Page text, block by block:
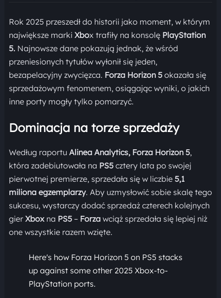
Rok 2025 przeszedł do historii jako moment, w którym
największe marki Xbox trafiły na konsolę PlayStation
5.Najnowsze dane pokazują jednak, że wśród
przeniesionych tytułów wyłonił się jeden,
bezapelacyjny zwycięzca. Forza Horizon 5okazała się
sprzedażowym fenomenem, osiągając wyniki, o jakich
inne porty mogły tylko pomarzyć.
Dominacja na torze sprzedaży
Według raportu Alinea Analytics, Forza Horizon 5,
która zadebiutowała na PS5 cztery lata po swojej
pierwotnej premierze, sprzedała się w liczbie 5,1
miliona egzemplarzy. Aby uzmysłowić sobie skalę tego
sukcesu, wystarczy dodać sprzedaż czterech kolejnych
gierXboxna PS5– Forzawciąż sprzedała się lepiej niż
one wszystkie razem wzięte.
Here's how Forza Horizon 5 on PS5 stacks
up against some other 2025 Xbox-to-
PlayStation ports.